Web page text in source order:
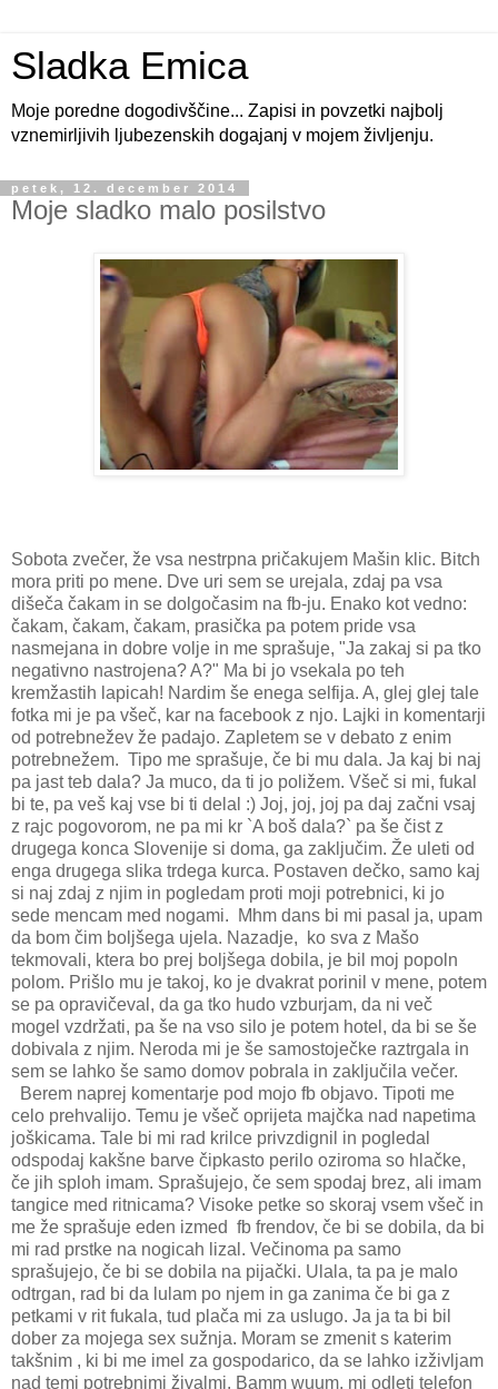
Sladka Emica
Moje poredne dogodivščine... Zapisi in povzetki najbolj
vznemirljivih ljubezenskih dogajanj v mojem življenju.
petek, 12. december 2014
Moje sladko malo posilstvo
Sobota zvečer, že vsa nestrpna pričakujem Mašin klic. Bitch
mora priti po mene. Dve uri sem se urejala, zdaj pa vsa
dišeča čakam in se dolgočasim na fb-ju. Enako kot vedno:
čakam, čakam, čakam, prasička pa potem pride vsa
nasmejana in dobre volje in me sprašuje, "Ja zakaj si pa tko
negativno nastrojena? A?" Ma bi jo vsekala po teh
kremžastih lapicah! Nardim še enega selfija. A, glej glej tale
fotka mi je pa všeč, kar na facebook z njo. Lajki in komentarji
od potrebnežev že padajo. Zapletem se v debato z enim
potrebnežem. Tipo me sprašuje, če bi mu dala. Ja kaj bi naj
pa jast teb dala? Ja muco, da ti jo poližem. Všeč si mi, fukal
bi te, pa veš kaj vse bi ti delal :) Joj, joj, joj pa daj začni vsaj
z rajc pogovorom, ne pa mi kr `A boš dala?` pa še čist z
drugega konca Slovenije si doma, ga zaključim. Že uleti od
enga drugega slika trdega kurca. Postaven dečko, samo kaj
si naj zdaj z njim in pogledam proti moji potrebnici, ki jo
sede mencam med nogami.
Mhm dans bi mi pasal ja, upam
da bom čim boljšega ujela. Nazadje,
ko sva z Mašo
tekmovali, ktera bo prej boljšega dobila, je bil moj popoln
polom. Prišlo mu je takoj, ko je dvakrat porinil v mene, potem
se pa opravičeval, da ga tko hudo vzburjam, da ni več
mogel vzdržati, pa še na vso silo je potem hotel, da bi se še
dobivala z njim. Neroda mi je še samostoječke raztrgala in
sem se lahko še samo domov pobrala in zaključila večer.
Berem naprej komentarje pod mojo fb objavo. Tipoti me
celo prehvalijo. Temu je všeč oprijeta majčka nad napetima
joškicama. Tale bi mi rad krilce privzdignil in pogledal
odspodaj kakšne barve čipkasto perilo oziroma so hlačke,
če jih sploh imam. Sprašujejo, če sem spodaj brez, ali imam
tangice med ritnicama? Visoke petke so skoraj vsem všeč in
me že sprašuje eden izmed fb frendov, če bi se dobila, da bi
mi rad prstke na nogicah lizal. Večinoma pa samo
sprašujejo, če bi se dobila na pijački. Ulala, ta pa je malo
odtrgan, rad bi da lulam po njem in ga zanima če bi ga z
petkami v rit fukala, tud plača mi za uslugo. Ja ja ta bi bil
dober za mojega sex sužnja. Moram se zmenit s katerim
takšnim , ki bi me imel za gospodarico, da se lahko izživljam
nad temi potrebnimi živalmi. Bamm wuum, mi odleti telefon